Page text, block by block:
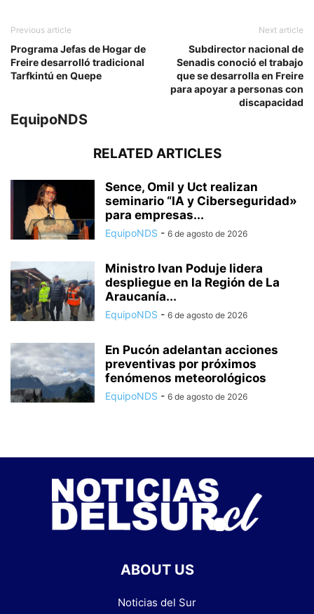
Previous article
Programa Jefas de Hogar de
Freire desarrolló tradicional
Tarfkintú en Quepe
Next article
Subdirector nacional de
Senadis conoció el trabajo
que se desarrolla en Freire
para apoyar a personas con
discapacidad
EquipoNDS
RELATED ARTICLES
Sence, Omil y Uct realizan
seminario “IA y Ciberseguridad»
para empresas...
EquipoNDS - 6 de agosto de 2026
Ministro Ivan Poduje lidera
despliegue en la Región de La
Araucanía...
EquipoNDS - 6 de agosto de 2026
En Pucón adelantan acciones
preventivas por próximos
fenómenos meteorológicos
EquipoNDS - 6 de agosto de 2026
ABOUT US
Noticias del Sur